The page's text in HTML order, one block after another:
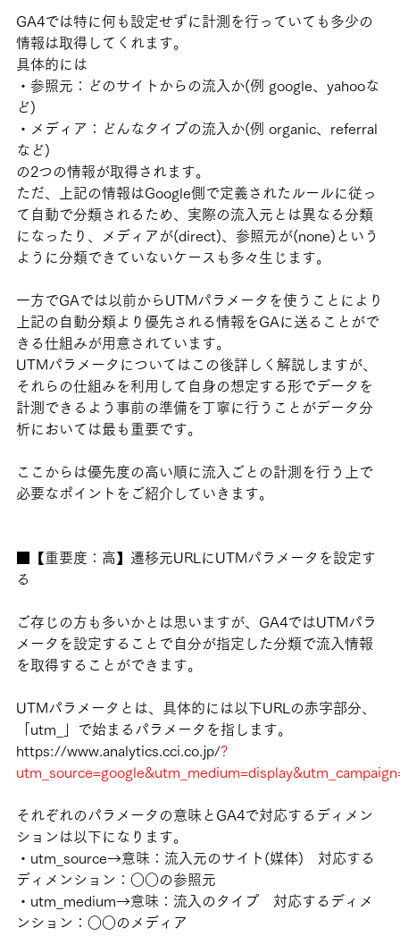
GA4では特に何も設定せずに計測を行っていても多少の
情報は取得してくれます。
具体的には
・参照元：どのサイトからの流入か(例 google、yahooな
ど)
・メディア：どんなタイプの流入か(例 organic、referral
など)
の2つの情報が取得されます。
ただ、上記の情報はGoogle側で定義されたルールに従っ
て自動で分類されるため、実際の流入元とは異なる分類
になったり、メディアが(direct)、参照元が(none)という
ように分類できていないケースも多々生じます。
一方でGAでは以前からUTMパラメータを使うことにより
上記の自動分類より優先される情報をGAに送ることがで
きる仕組みが用意されています。
UTMパラメータについてはこの後詳しく解説しますが、
それらの仕組みを利用して自身の想定する形でデータを
計測できるよう事前の準備を丁寧に行うことがデータ分
析においては最も重要です。
ここからは優先度の高い順に流入ごとの計測を行う上で
必要なポイントをご紹介していきます。
■【重要度：高】遷移元URLにUTMパラメータを設定す
る
ご存じの方も多いかとは思いますが、GA4ではUTMパラ
メータを設定することで自分が指定した分類で流入情報
を取得することができます。
UTMパラメータとは、具体的には以下URLの赤字部分、
「utm_」で始まるパラメータを指します。
https://www.analytics.cci.co.jp/?
それぞれのパラメータの意味とGA4で対応するディメン
ションは以下になります。
・utm_source→意味：流入元のサイト(媒体) 対応する
ディメンション：○○の参照元
・utm_medium→意味：流入のタイプ 対応するディメ
ンション：○○のメディア